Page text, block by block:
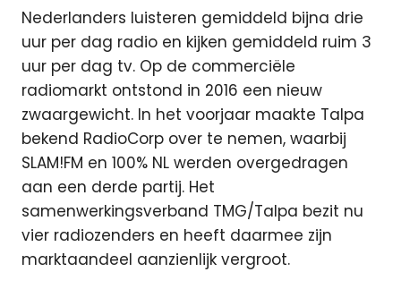
Nederlanders luisteren gemiddeld bijna drie
uur per dag radio en kijken gemiddeld ruim 3
uur per dag tv. Op de commerciële
radiomarkt ontstond in 2016 een nieuw
zwaargewicht. In het voorjaar maakte Talpa
bekend RadioCorp over te nemen, waarbij
SLAM!FM en 100% NL werden overgedragen
aan een derde partij. Het
samenwerkingsverband TMG/Talpa bezit nu
vier radiozenders en heeft daarmee zijn
marktaandeel aanzienlijk vergroot.